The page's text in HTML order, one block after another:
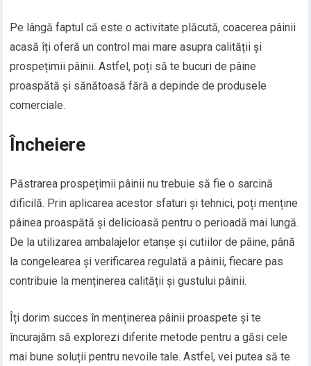
Pe lângă faptul că este o activitate plăcută, coacerea pâinii
acasă îți oferă un control mai mare asupra calității și
prospețimii pâinii. Astfel, poți să te bucuri de pâine
proaspătă și sănătoasă fără a depinde de produsele
comerciale.
Încheiere
Păstrarea prospețimii pâinii nu trebuie să fie o sarcină
dificilă. Prin aplicarea acestor sfaturi și tehnici, poți menține
pâinea proaspătă și delicioasă pentru o perioadă mai lungă.
De la utilizarea ambalajelor etanșe și cutiilor de pâine, până
la congelearea și verificarea regulată a pâinii, fiecare pas
contribuie la menținerea calității și gustului pâinii.
Îți dorim succes în menținerea pâinii proaspete și te
încurajăm să explorezi diferite metode pentru a găsi cele
mai bune soluții pentru nevoile tale. Astfel, vei putea să te